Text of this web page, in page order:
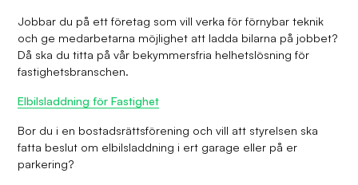
Jobbar du på ett företag som vill verka för förnybar teknik
och ge medarbetarna möjlighet att ladda bilarna på jobbet?
Då ska du titta på vår bekymmersfria helhetslösning för
fastighetsbranschen.
Elbilsladdning för Fastighet
Bor du i en bostadsrättsförening och vill att styrelsen ska
fatta beslut om elbilsladdning i ert garage eller på er
parkering?